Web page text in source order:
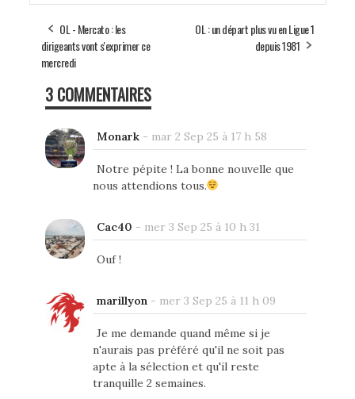
OL - Mercato : les
dirigeants vont s'exprimer ce
mercredi
OL : un départ plus vu en Ligue 1
depuis 1981
3 COMMENTAIRES
Monark- mar 2 Sep 25 à 17 h 58
Notre pépite ! La bonne nouvelle que
nous attendions tous.
Cac40 - mer 3 Sep 25 à 10 h 31
Ouf !
marillyon - mer 3 Sep 25 à 11 h 09
Je me demande quand même si je
n'aurais pas préféré qu'il ne soit pas
apte à la sélection et qu'il reste
tranquille 2 semaines.